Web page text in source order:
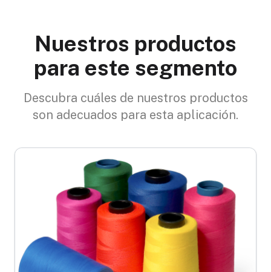
Nuestros productos
para este segmento
Descubra cuáles de nuestros productos
son adecuados para esta aplicación.